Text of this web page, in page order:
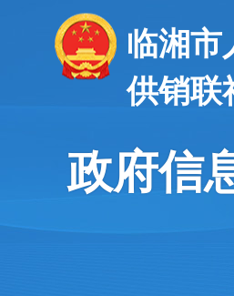
临湘市
供销联
政府信